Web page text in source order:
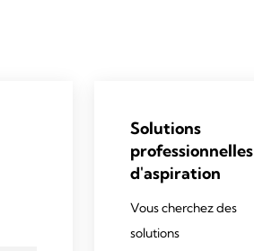
Solutions
professionnelles
d'aspiration
Vous cherchez des
solutions